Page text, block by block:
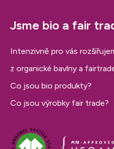
Jsme bio a fair
Intenzivně pro vás
z organické bavlny a
Co jsou bio produkty?
Co jsou výrobky fair trade?